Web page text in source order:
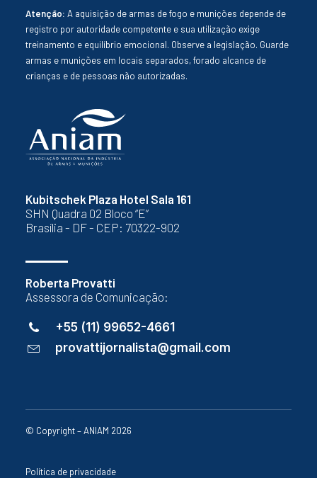
Kubitschek Plaza Hotel Sala 161
SHN Quadra 02 Bloco “E”
Brasília - DF - CEP: 70322-902
Roberta Provatti
Assessora de Comunicação:
+55 (11) 99652-4661
provattijornalista@gmail.com
Atenção: A aquisição de armas de fogo e munições depende de
registro por autoridade competente e sua utilização exige
treinamento e equilíbrio emocional. Observe a legislação. Guarde
armas e munições em locais separados, forado alcance de
crianças e de pessoas não autorizadas.
© Copyright – ANIAM 2026
Política de privacidade